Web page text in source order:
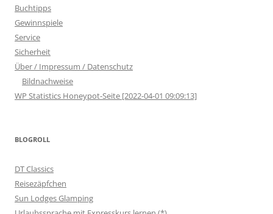
Buchtipps
Gewinnspiele
Service
Sicherheit
Über / Impressum / Datenschutz
Bildnachweise
WP Statistics Honeypot-Seite [2022-04-01 09:09:13]
BLOGROLL
DT Classics
Reisezäpfchen
Sun Lodges Glamping